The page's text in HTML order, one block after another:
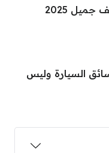
2025
السيارة وليس